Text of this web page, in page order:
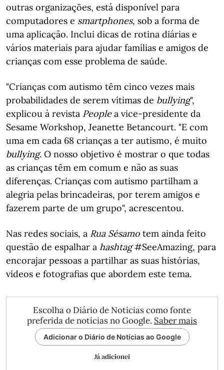
outras organizações, está disponível para
computadores e smartphones, sob a forma de
uma aplicação. Inclui dicas de rotina diárias e
vários materiais para ajudar famílias e amigos de
crianças com esse problema de saúde.
"Crianças com autismo têm cinco vezes mais
probabilidades de serem vítimas de bullying",
explicou à revista Peoplea vice-presidente da
Sesame Workshop, Jeanette Betancourt. "E com
uma em cada 68 crianças a ter autismo, é muito
bullying. O nosso objetivo é mostrar o que todas
as crianças têm em comum e não as suas
diferenças. Crianças com autismo partilham a
alegria pelas brincadeiras, por terem amigos e
fazerem parte de um grupo", acrescentou.
Nas redes sociais, a Rua Sésamo tem ainda feito
questão de espalhar a hashtag#SeeAmazing, para
encorajar pessoas a partilhar as suas histórias,
vídeos e fotografias que abordem este tema.
Escolha o Diário de Notícias como fonte
preferida de notícias no Google. Saber mais
Adicionar o Diário de Notícias ao Google
Já adicionei